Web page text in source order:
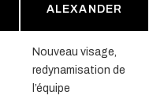
ALEXANDER
Nouveau visage,
redynamisation de
l’équipe